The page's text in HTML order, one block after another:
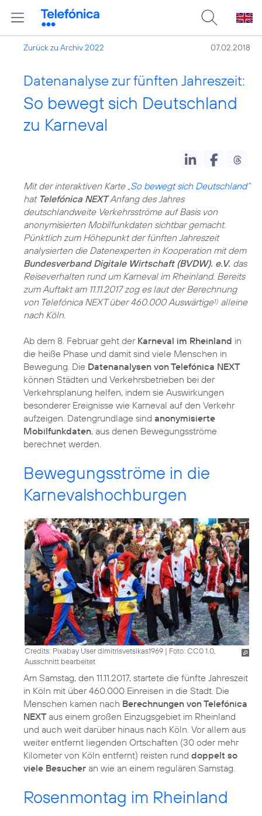
Zurück zu Archiv 2022 07.02.2018
Datenanalyse zur fünften Jahreszeit:
So bewegt sich Deutschland
zu Karneval
Mit der interaktiven Karte „So bewegt sich Deutschland“
hat Telefónica NEXTAnfang des Jahres
deutschlandweite Verkehrsströme auf Basis von
anonymisierten Mobilfunkdaten sichtbar gemacht.
Pünktlich zum Höhepunkt der fünften Jahreszeit
analysierten die Datenexperten in Kooperation mit dem
Bundesverband Digitale Wirtschaft (BVDW). e.V. das
Reiseverhalten rund um Karneval im Rheinland. Bereits
zum Auftakt am 11.11.2017 zog es laut der Berechnung
von Telefónica NEXT über 460.000 Auswärtige1) alleine
nach Köln.
Ab dem 8. Februar geht der Karneval im Rheinland in
die heiße Phase und damit sind viele Menschen in
Bewegung. Die Datenanalysen von Telefónica NEXT
können Städten und Verkehrsbetrieben bei der
Verkehrsplanung helfen, indem sie Auswirkungen
besonderer Ereignisse wie Karneval auf den Verkehr
aufzeigen. Datengrundlage sind anonymisierte
Mobilfunkdaten, aus denen Bewegungsströme
berechnet werden.
Bewegungsströme in die
Karnevalshochburgen
Credits: Pixabay User dimitrisvetsikas1969 | Foto: CC0 1.0,
Ausschnitt bearbeitet
Am Samstag, den 11.11.2017, startete die fünfte Jahreszeit
in Köln mit über 460.000 Einreisen in die Stadt. Die
Menschen kamen nach Berechnungen von Telefónica
NEXT aus einem großen Einzugsgebiet im Rheinland
und auch weit darüber hinaus nach Köln. Vor allem aus
weiter entfernt liegenden Ortschaften (30 oder mehr
Kilometer von Köln entfernt) reisten rund doppelt so
viele Besucher an wie an einem regulären Samstag.
Rosenmontag im Rheinland